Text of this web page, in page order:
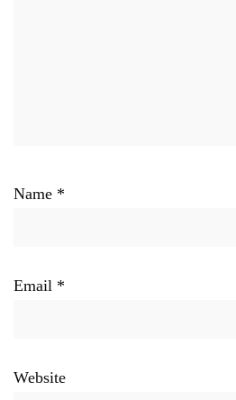
Name *
Email *
Website